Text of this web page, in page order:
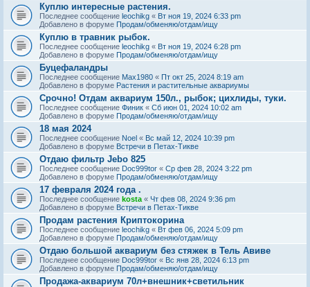
Куплю интересные растения.
Последнее сообщение leochikg « Вт ноя 19, 2024 6:33 pm
Добавлено в форуме Продам/обменяю/отдам/ищу
Куплю в травник рыбок.
Последнее сообщение leochikg « Вт ноя 19, 2024 6:28 pm
Добавлено в форуме Продам/обменяю/отдам/ищу
Буцефаландры
Последнее сообщение Max1980 « Пт окт 25, 2024 8:19 am
Добавлено в форуме Растения и растительные аквариумы
Срочно! Отдам аквариум 150л., рыбок; цихлиды, туки.
Последнее сообщение Финик « Сб июн 01, 2024 10:02 am
Добавлено в форуме Продам/обменяю/отдам/ищу
18 мая 2024
Последнее сообщение Noel « Вс май 12, 2024 10:39 pm
Добавлено в форуме Встречи в Петах-Тикве
Отдаю фильтр Jebo 825
Последнее сообщение Doc999tor « Ср фев 28, 2024 3:22 pm
Добавлено в форуме Продам/обменяю/отдам/ищу
17 февраля 2024 года .
Последнее сообщение kosta « Чт фев 08, 2024 9:36 pm
Добавлено в форуме Встречи в Петах-Тикве
Продам растения Криптокорина
Последнее сообщение leochikg « Вт фев 06, 2024 5:09 pm
Добавлено в форуме Продам/обменяю/отдам/ищу
Отдаю большой аквариум без стяжек в Тель Авиве
Последнее сообщение Doc999tor « Вс янв 28, 2024 6:13 pm
Добавлено в форуме Продам/обменяю/отдам/ищу
Продажа-аквариум 70л+внешник+светильник